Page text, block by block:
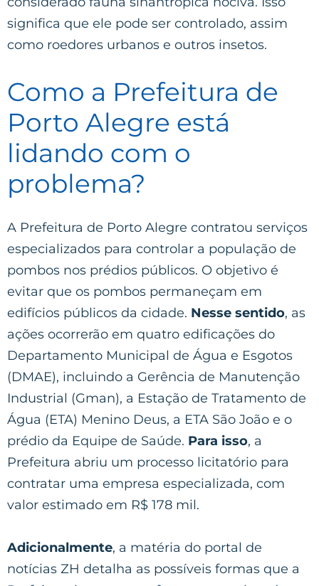
significa que ele pode ser controlado, assim
como roedores urbanos e outros insetos.
Como a Prefeitura de
Porto Alegre está
lidando com o
problema?
A Prefeitura de Porto Alegre contratou serviços
especializados para controlar a população de
pombos nos prédios públicos. O objetivo é
evitar que os pombos permaneçam em
edifícios públicos da cidade. Nesse sentido, as
ações ocorrerão em quatro edificações do
Departamento Municipal de Água e Esgotos
(DMAE), incluindo a Gerência de Manutenção
Industrial (Gman), a Estação de Tratamento de
Água (ETA) Menino Deus, a ETA São João e o
prédio da Equipe de Saúde. Para isso, a
Prefeitura abriu um processo licitatório para
contratar uma empresa especializada, com
valor estimado em R$ 178 mil.
Adicionalmente, a matéria do portal de
notícias ZH detalha as possíveis formas que a